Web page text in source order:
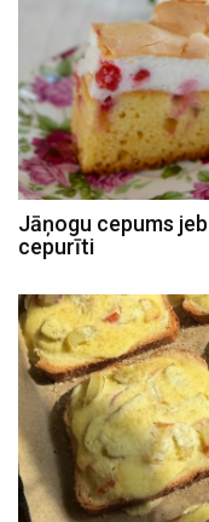
Jāņogu cepums
cepurīti